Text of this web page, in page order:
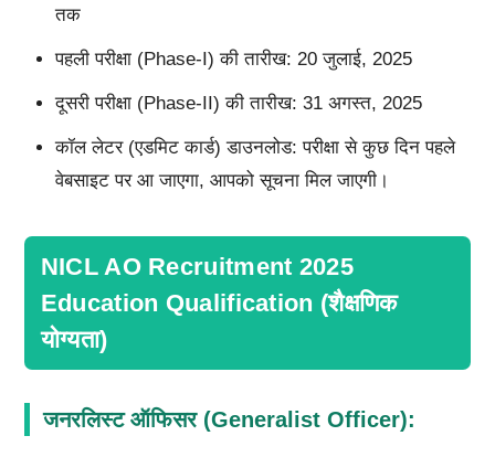
तक
पहली परीक्षा (Phase-I) की तारीख: 20 जुलाई, 2025
दूसरी परीक्षा (Phase-II) की तारीख: 31 अगस्त, 2025
कॉल लेटर (एडमिट कार्ड) डाउनलोड: परीक्षा से कुछ दिन पहले
वेबसाइट पर आ जाएगा, आपको सूचना मिल जाएगी।
NICL AO Recruitment 2025
Education Qualification (शैक्षणिक
योग्यता)
जनरलिस्ट ऑफिसर (Generalist Officer):